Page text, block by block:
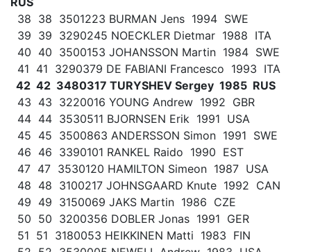
38 38 3501223 BURMAN Jens 1994 SWE
39 39 3290245 NOECKLER Dietmar 1988 ITA
40 40 3500153 JOHANSSON Martin 1984 SWE
41 41 3290379 DE FABIANI Francesco 1993 ITA
42 42 3480317 TURYSHEV Sergey 1985 RUS
43 43 3220016 YOUNG Andrew 1992 GBR
44 44 3530511 BJORNSEN Erik 1991 USA
45 45 3500863 ANDERSSON Simon 1991 SWE
46 46 3390101 RANKEL Raido 1990 EST
47 47 3530120 HAMILTON Simeon 1987 USA
48 48 3100217 JOHNSGAARD Knute 1992 CAN
49 49 3150069 JAKS Martin 1986 CZE
50 50 3200356 DOBLER Jonas 1991 GER
51 51 3180053 HEIKKINEN Matti 1983 FIN